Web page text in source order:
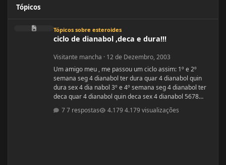
Tópicos
ciclo de dianabol ,deca e dura!!!
Tópicos sobre esteroides
ciclo de dianabol ,deca e dura!!!
Visitante mancha · 12 de Dezembro, 2003
Um amigo meu , me passou um ciclo assim: 1º e 2º
semana seg 4 dianabol ter dura quar 4 dianabol quin
dura sex 4 dia nabol 3º e 4º semana seg 4 dianabol ter
deca quar 4 dianabol quin deca sex 4 dianabol 5678
seman vou partir para definição com outros anabolicos.
PERGUNTAS : 1 - GOSTARIA DE SABER A OPNIÃO DE
7 respostas 4.179 visualizações